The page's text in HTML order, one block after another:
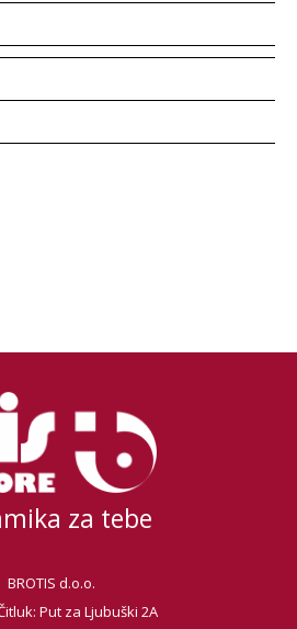
za tebe
BROTIS d.o.o.
Put za Ljubuški 2A